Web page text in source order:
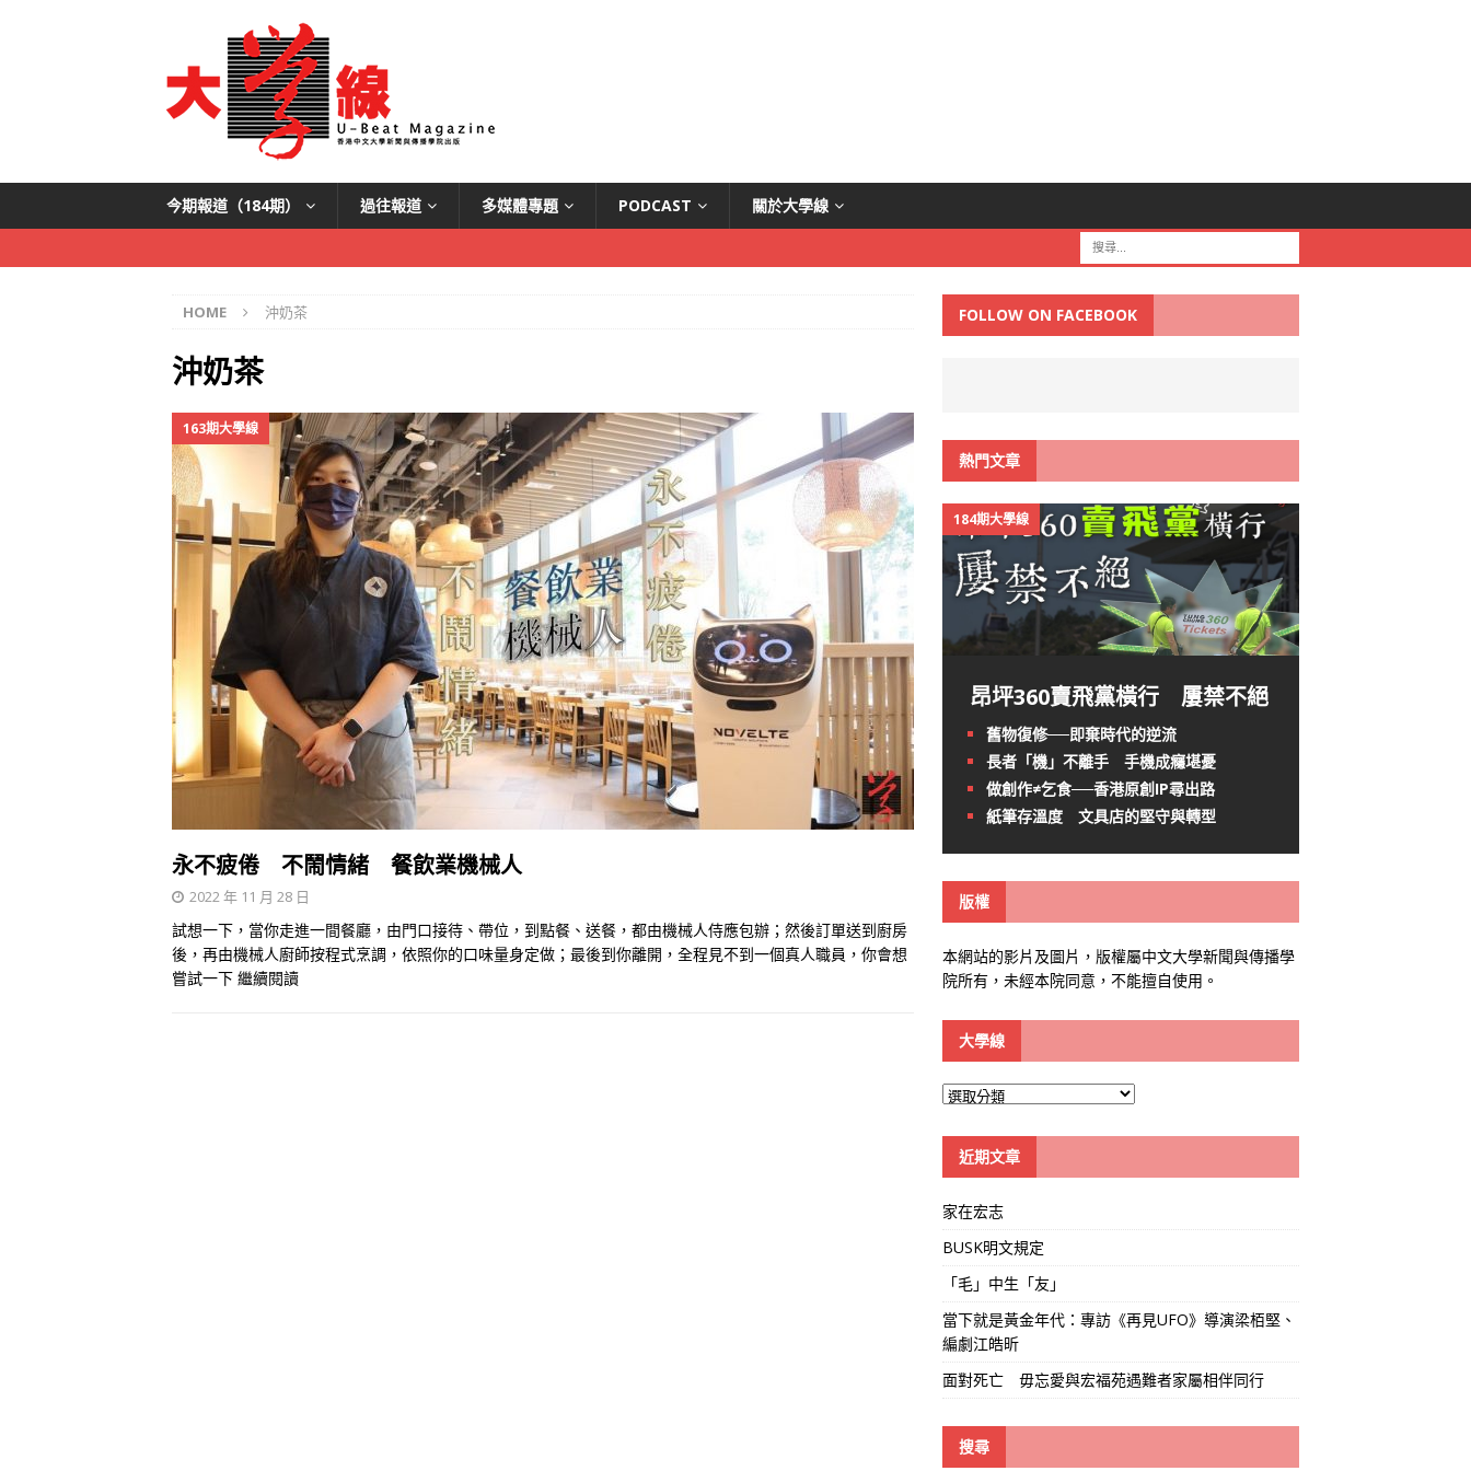
今期報道（184期） 過往報道 多媒體專題 PODCAST 關於大學線
HOME 沖奶茶
沖奶茶
163期大學線
永不疲倦 不鬧情緒 餐飲業機械人
2022 年 11 月 28 日
試想一下，當你走進一間餐廳，由門口接待、帶位，到點餐、送餐，都由機械人侍應包辦；然後訂單送到廚房
後，再由機械人廚師按程式烹調，依照你的口味量身定做；最後到你離開，全程見不到一個真人職員，你會想
嘗試一下 繼續閱讀
FOLLOW ON FACEBOOK
熱門文章
184期大學線
昂坪360賣飛黨橫行 屢禁不絕
舊物復修──即棄時代的逆流
長者「機」不離手 手機成癮堪憂
做創作≠乞食──香港原創IP尋出路
紙筆存溫度 文具店的堅守與轉型
版權
本網站的影片及圖片，版權屬中文大學新聞與傳播學
院所有，未經本院同意，不能擅自使用。
大學線
大
線
近期文章
家在宏志
BUSK明文規定
「毛」中生「友」
當下就是黃金年代：專訪《再見UFO》導演梁栢堅、
編劇江皓昕
面對死亡 毋忘愛與宏福苑遇難者家屬相伴同行
搜尋